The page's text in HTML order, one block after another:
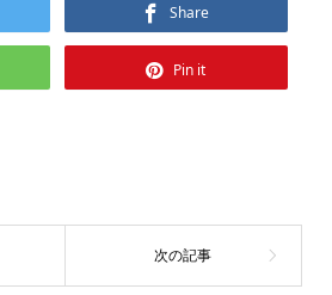
Share
Pin it